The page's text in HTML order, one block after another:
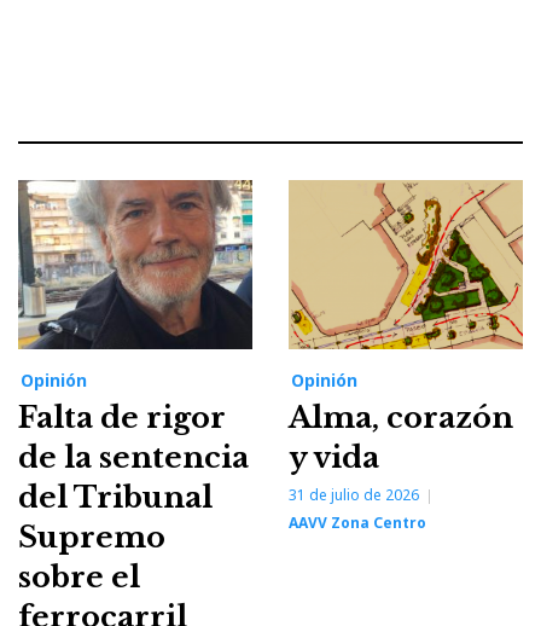
Opinión
Falta de rigor
de la sentencia
del Tribunal
Supremo
sobre el
ferrocarril
Opinión
Alma, corazón
y vida
31 de julio de 2026
AAVV Zona Centro